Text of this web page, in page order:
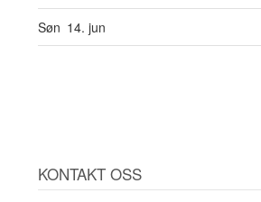
Søn 14. jun
KONTAKT OSS